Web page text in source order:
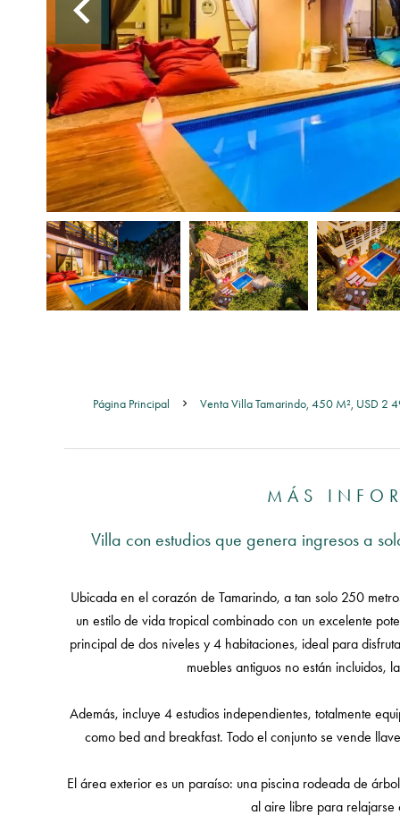
Página Principal Venta Villa Tamarindo, 450 M², USD 2
MÁS
Villa con estudios que genera ingresos a
Ubicada en el corazón de Tamarindo, a tan solo 250
un estilo de vida tropical combinado con un excelente
principal de dos niveles y 4 habitaciones, ideal para
muebles antiguos no están incluidos,
Además, incluye 4 estudios independientes, totalmente
como bed and breakfast. Todo el conjunto se vende
El área exterior es un paraíso: una piscina rodeada de
al aire libre para relajarse